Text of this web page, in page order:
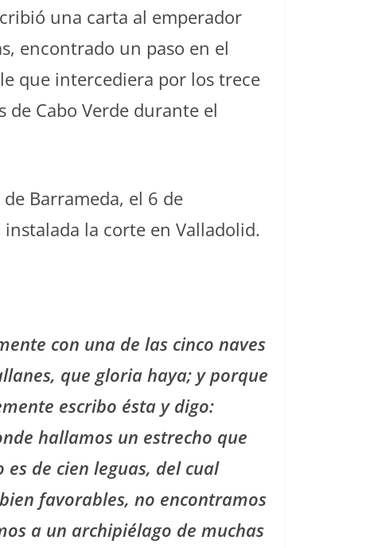
una carta al emperador
encontrado un paso en el
que intercediera por los trece
Cabo Verde durante el
Barrameda, el 6 de
la corte en Valladolid.
con una de las cinco naves
que gloria haya; y porque
escribo ésta y digo:
hallamos un estrecho que
de cien leguas, del cual
favorables, no encontramos
a un archipiélago de muchas